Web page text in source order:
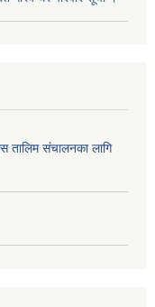
तालिम संचालनका लागि